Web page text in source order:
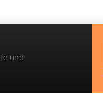
und